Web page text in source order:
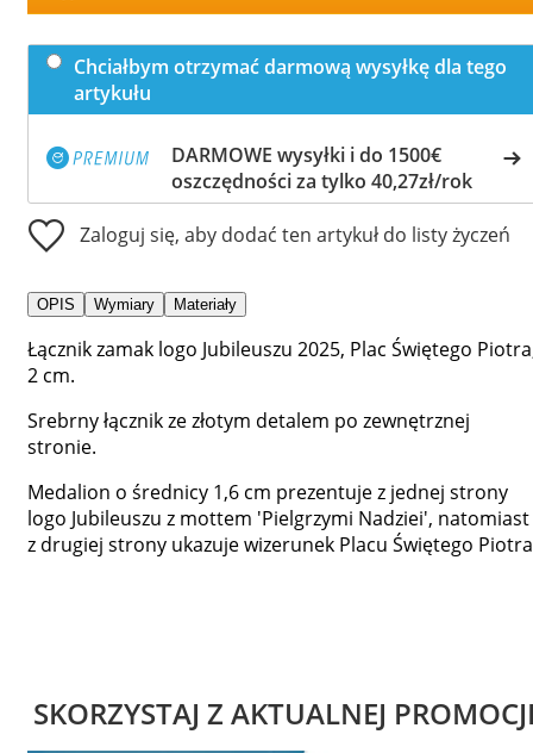
Chciałbym otrzymać darmową wysyłkę dla tego
artykułu
DARMOWE wysyłki i do 1500€
oszczędności za tylko 40,27zł/rok
Zaloguj się, aby dodać ten artykuł do listy życzeń
OPIS Wymiary Materiały
Łącznik zamak logo Jubileuszu 2025, Plac Świętego
2 cm.
Srebrny łącznik ze złotym detalem po zewnętrznej
stronie.
Medalion o średnicy 1,6 cm prezentuje z jednej strony
logo Jubileuszu z mottem 'Pielgrzymi Nadziei', natomiast
z drugiej strony ukazuje wizerunek Placu Świętego
SKORZYSTAJ Z AKTUALNEJ